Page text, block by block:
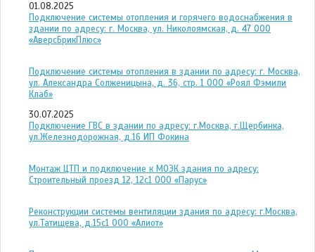
01.08.2025
Подключение системы отопления и горячего водоснабжения в
здании по адресу: г. Москва, ул. Николоямская, д. 47 ООО
«АверсБрикПлюс»
Подключение системы отопления в здании по адресу: г. Москва,
ул. Александра Солженицына, д. 36, стр. 1 ООО «Роял Фэмили
Клаб»
30.07.2025
Подключение ГВС в здании по адресу: г.Москва, г.Щербинка,
ул.Железнодорожная, д.16 ИП Фокина
Монтаж ЦТП и подключение к МОЭК здания по адресу:
Строительный проезд 12, 12с1 ООО «Парус»
Реконструкции системы вентиляции здания по адресу: г.Москва,
ул.Татищева, д.15с1 ООО «Алиот»